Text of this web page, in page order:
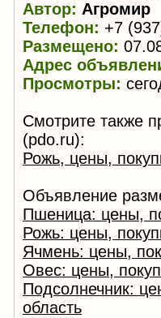
Автор: Агромир
Телефон: +7
Размещено:
Адрес
Просмотры:
Смотрите также
(pdo.ru):
Рожь, цены,
Объявление
Пшеница: цены,
Рожь: цены,
Ячмень: цены,
Овес: цены,
Подсолнечник:
область